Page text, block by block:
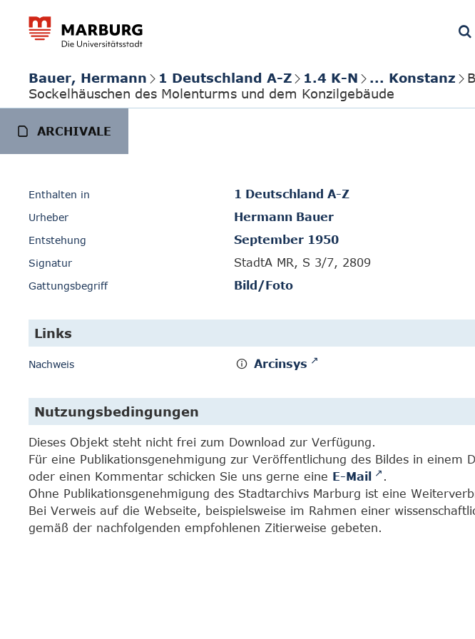
Bauer, Hermann 1 Deutschland A-Z 1.4 K-N ... Konstanz
Sockelhäuschen des Molenturms und dem Konzilgebäude
ARCHIVALE
Enthalten in 1 Deutschland A-Z
Urheber Hermann Bauer
Entstehung September 1950
Signatur StadtA MR, S 3/7, 2809
Gattungsbegriff Bild/Foto
Links
Nachweis Arcinsys
Nutzungsbedingungen
Dieses Objekt steht nicht frei zum Download zur Verfügung.
Für eine Publikationsgenehmigung zur Veröffentlichung des Bildes in einem
oder einen Kommentar schicken Sie uns gerne eine E-Mail
.
Ohne Publikationsgenehmigung des Stadtarchivs Marburg ist eine
Bei Verweis auf die Webseite, beispielsweise im Rahmen einer
gemäß der nachfolgenden empfohlenen Zitierweise gebeten.